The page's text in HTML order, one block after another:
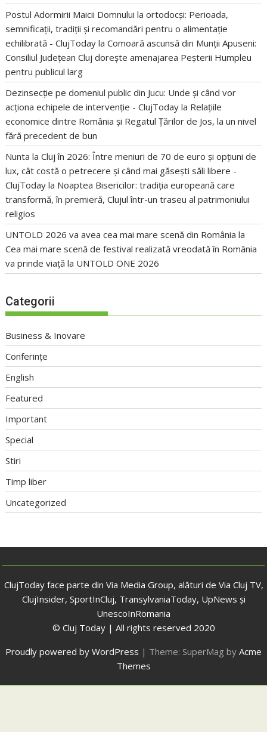
Postul Adormirii Maicii Domnului la ortodocși: Perioada,
semnificații, tradiții și recomandări pentru o alimentație
echilibrată - ClujToday laComoară ascunsă din Munții Apuseni:
Consiliul Județean Cluj dorește amenajarea Peșterii Humpleu
pentru publicul larg
Dezinsecție pe domeniul public din Jucu: Unde și când vor
acționa echipele de intervenție - ClujToday la Relațiile
economice dintre România și Regatul Țărilor de Jos, la un nivel
fără precedent de bun
Nunta la Cluj în 2026: Între meniuri de 70 de euro și opțiuni de
lux, cât costă o petrecere și când mai găsești săli libere -
ClujToday la Noaptea Bisericilor: tradiția europeană care
transformă, în premieră, Clujul într-un traseu al patrimoniului
religios
UNTOLD 2026 va avea cea mai mare scenă din România la
Cea mai mare scenă de festival realizată vreodată în România
va prinde viață la UNTOLD ONE 2026
Categorii
Business & Inovare
Conferințe
English
Featured
Important
Special
Stiri
Timp liber
Uncategorized
ClujToday face parte din Via Media Group, alături de Via Cluj TV,
ClujInsider, SportInCluj, TransylvaniaToday, UpNews și
UnescoInRomania
© Cluj Today | All rights reserved 2020
Proudly powered by WordPress | Theme: SuperMag by Acme
Themes